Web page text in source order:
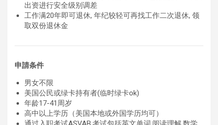
出资进行安全级别调差
工作满20年即可退休, 年纪较轻可再找工作二次退休, 领
取双份退休金
申請条件
男女不限
美国公民或绿卡持有者(临时绿卡ok)
年龄17-41周岁
高中以上学历（美国本地或外国学历均可）